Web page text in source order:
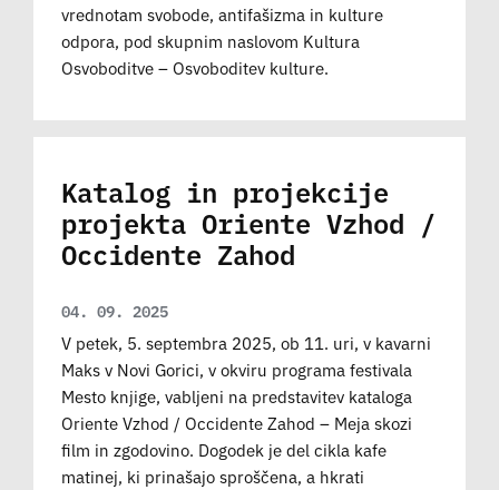
vrednotam svobode, antifašizma in kulture
odpora, pod skupnim naslovom Kultura
Osvoboditve – Osvoboditev kulture.
Katalog in projekcije
projekta Oriente Vzhod /
Occidente Zahod
04. 09. 2025
V petek, 5. septembra 2025, ob 11. uri, v kavarni
Maks v Novi Gorici, v okviru programa festivala
Mesto knjige, vabljeni na predstavitev kataloga
Oriente Vzhod / Occidente Zahod – Meja skozi
film in zgodovino. Dogodek je del cikla kafe
matinej, ki prinašajo sproščena, a hkrati